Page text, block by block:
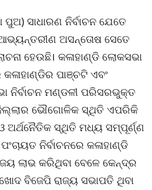
ସାଧାରଣ ନିର୍ବାଚନ ଯେତେ
ଅସନ୍ତୋଷ ସେତେ
ହେଉଛି। କଳାହାଣ୍ଡି ଲୋକସଭା
ପାଞ୍ଚଟି ଏବଂ
ନିର୍ବାଚନ ମଣ୍ଡଳୀ ପରିସରଭୁକ୍ତ
ଭୌଗୋଳିକ ସ୍ଥିତି ଏପରିକି
ଅର୍ଥନୈତିକ ସ୍ଥିତି ମଧ୍ୟ ସମ୍ପୂର୍ଣ୍ଣ
ନିର୍ବାଚନରେ କଳାହାଣ୍ଡି
ଲାଭ କରିଥିବା ବେଳେ କେନ୍ଦ୍ର
ବିଜେପି ରାଜ୍ୟ ସଭାପତି ଥିବା